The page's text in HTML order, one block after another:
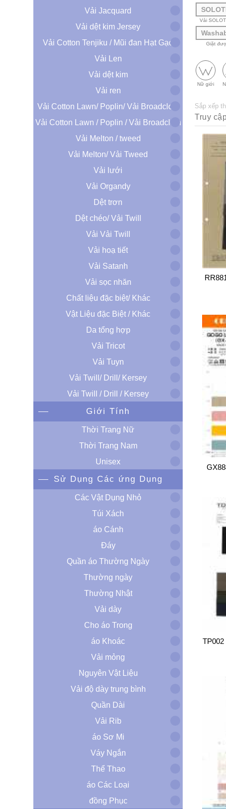
Vải Jacquard
Vải dệt kim Jersey
Vải Cotton Tenjiku / Mũi đan Hạt Gạo
Vải Len
Vải dệt kim
Vải ren
Vải Cotton Lawn/ Poplin/ Vải Broadcloth
Vải Cotton Lawn / Poplin / Vải Broadcloth
Vải Melton / tweed
Vải Melton/ Vải Tweed
Vải lưới
Vải Organdy
Dệt trơn
Dệt chéo/ Vải Twill
Vải Vải Twill
Vải hoạ tiết
Vải Satanh
Vải sọc nhăn
Chất liệu đặc biệt/ Khác
Vật Liệu đặc Biệt / Khác
Da tổng hợp
Vải Tricot
Vải Tuyn
Vải Twill/ Drill/ Kersey
Vải Twill / Drill / Kersey
Giới Tính
Thời Trang Nữ
Thời Trang Nam
Unisex
Sử Dụng Các ứng Dụng
Các Vật Dụng Nhỏ
Túi Xách
áo Cánh
Đáy
Quần áo Thường Ngày
Thường ngày
Thường Nhật
Vải dày
Cho áo Trong
áo Khoác
Vải mỏng
Nguyên Vật Liệu
Vải độ dày trung bình
Quần Dài
Vải Rib
áo Sơ Mi
Váy Ngắn
Thể Thao
áo Các Loại
đồng Phục
Vải
Giặt
Nữ giới
Sắp xếp
TP002